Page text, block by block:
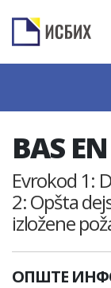
BAS
Evrokod 1:
2: Opšta
izložene
ОПШТЕ